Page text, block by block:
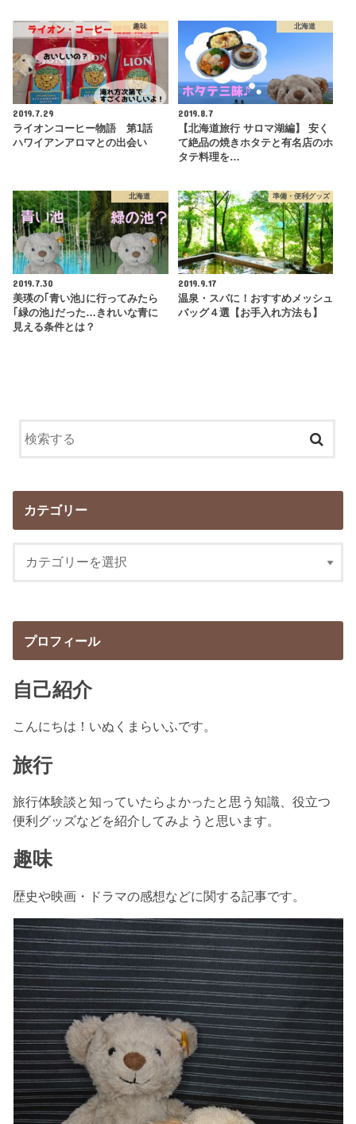
趣味
2019.7.29
ライオンコーヒー物語 第1話
ハワイアンアロマとの出会い
北海道
2019.8.7
【北海道旅行 サロマ湖編】 安く
て絶品の焼きホタテと有名店のホ
タテ料理を…
北海道
2019.7.30
美瑛の｢青い池｣に行ってみたら
｢緑の池｣だった…きれいな青に
見える条件とは？
準備・便利グッズ
2019.9.17
温泉・スパに！おすすめメッシュ
バッグ４選【お手入れ方法も】
カテゴリー
プロフィール
自己紹介
こんにちは！いぬくまらいふです。
旅行
旅行体験談と知っていたらよかったと思う知識、役立つ
便利グッズなどを紹介してみようと思います。
趣味
歴史や映画・ドラマの感想などに関する記事です。